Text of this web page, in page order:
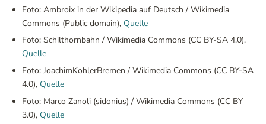
Foto: Ambroix in der Wikipedia auf Deutsch / Wikimedia
Commons (Public domain), Quelle
Foto: Schilthornbahn / Wikimedia Commons (CC BY-SA 4.0),
Quelle
Foto: JoachimKohlerBremen / Wikimedia Commons (CC BY-SA
4.0), Quelle
Foto: Marco Zanoli (sidonius) / Wikimedia Commons (CC BY
3.0), Quelle